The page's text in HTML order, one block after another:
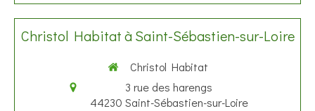
Christol Habitat à Saint-Sébastien-sur-Loire
Christol Habitat
3 rue des harengs
44230 Saint-Sébastien-sur-Loire